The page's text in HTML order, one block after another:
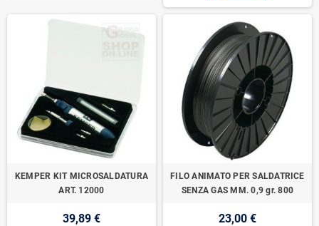
KEMPER KIT MICROSALDATURA
ART. 12000
39,89 €
FILO ANIMATO PER SALDATRICE
SENZA GAS MM. 0,9 gr. 800
23,00 €